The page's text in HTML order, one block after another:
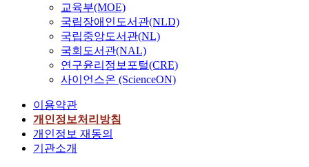
교육부(MOE)
국립장애인도서관(NLD)
국립중앙도서관(NL)
국회도서관(NAL)
연구윤리정보포털(CRE)
사이언스온 (ScienceON)
이용약관
개인정보처리방침
개인정보 재동의
기관소개